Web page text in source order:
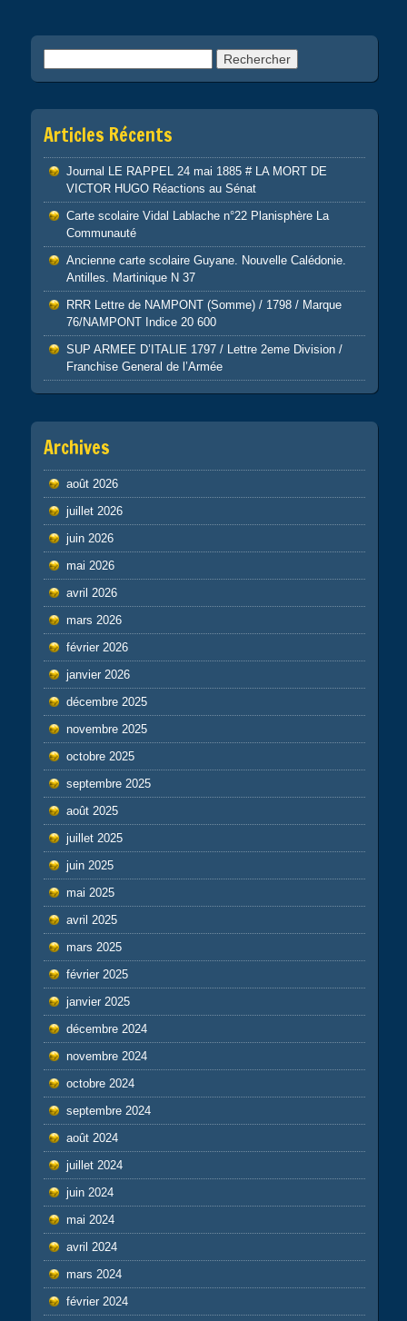
Articles Récents
Journal LE RAPPEL 24 mai 1885 # LA MORT DE
VICTOR HUGO Réactions au Sénat
Carte scolaire Vidal Lablache n°22 Planisphère La
Communauté
Ancienne carte scolaire Guyane. Nouvelle Calédonie.
Antilles. Martinique N 37
RRR Lettre de NAMPONT (Somme) / 1798 / Marque
76/NAMPONT Indice 20 600
SUP ARMEE D’ITALIE 1797 / Lettre 2eme Division /
Franchise General de l’Armée
Archives
août 2026
juillet 2026
juin 2026
mai 2026
avril 2026
mars 2026
février 2026
janvier 2026
décembre 2025
novembre 2025
octobre 2025
septembre 2025
août 2025
juillet 2025
juin 2025
mai 2025
avril 2025
mars 2025
février 2025
janvier 2025
décembre 2024
novembre 2024
octobre 2024
septembre 2024
août 2024
juillet 2024
juin 2024
mai 2024
avril 2024
mars 2024
février 2024